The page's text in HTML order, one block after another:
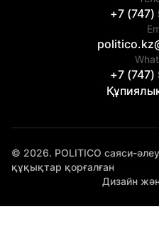
+7 (747)
+7 (747)
© 2026. POLITICO саяси-
құқықтар қорғалған
Дизайн